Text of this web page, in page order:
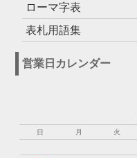
ローマ字表
表札用語集
営業日カレンダー
日 月 火